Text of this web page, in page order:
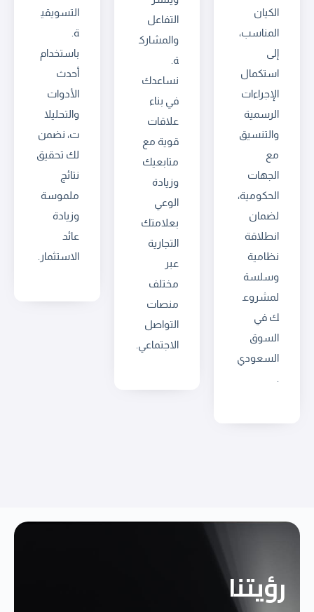
الكيان
المناسب،
إلى
استكمال
الإجراءات
الرسمية
والتنسيق
مع
الجهات
الحكومية،
لضمان
انطلاقة
نظامية
وسلسة
لمشروع
ك في
السوق
السعودي
التفاعل
والمشارك
ة.
نساعدك
في بناء
علاقات
قوية مع
متابعيك
وزيادة
الوعي
بعلامتك
التجارية
عبر
مختلف
منصات
التواصل
الاجتماعي.
التسويقي
ة.
باستخدام
أحدث
الأدوات
والتحليلا
ت، نضمن
لك تحقيق
نتائج
ملموسة
وزيادة
عائد
الاستثمار.
رؤيتنا